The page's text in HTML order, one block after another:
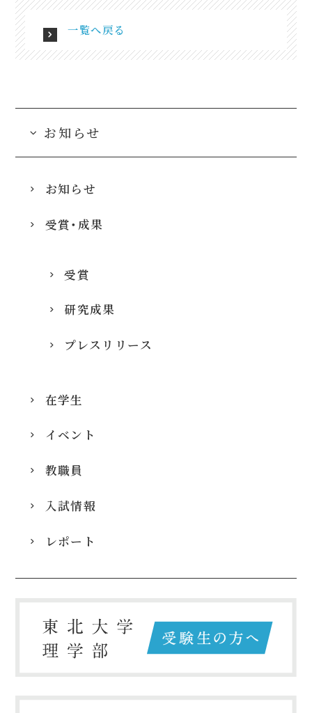
一覧へ戻る
お知らせ
お知らせ
受賞・成果
受賞
研究成果
プレスリリース
在学生
イベント
教職員
入試情報
レポート